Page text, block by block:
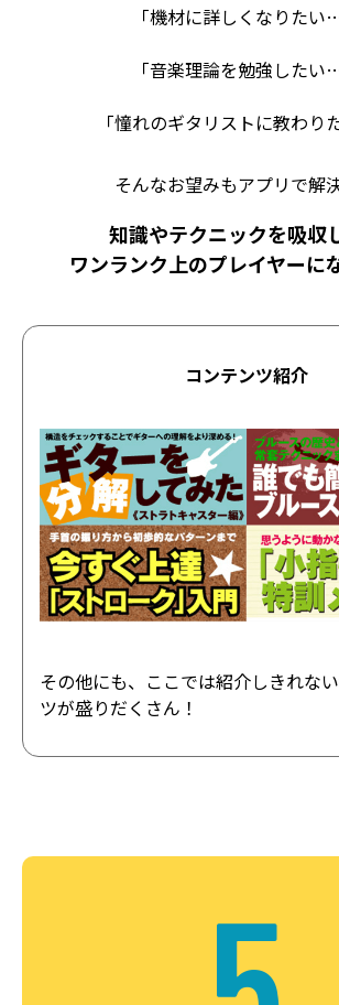
「機材に詳しくなりたい…
「音楽理論を勉強したい…
「憧れのギタリストに教わり
そんなお望みもアプリで解
知識やテクニックを吸収
ワンランク上のプレイヤーに
コンテンツ紹介
その他にも、ここでは紹介しきれな
ツが盛りだくさん！